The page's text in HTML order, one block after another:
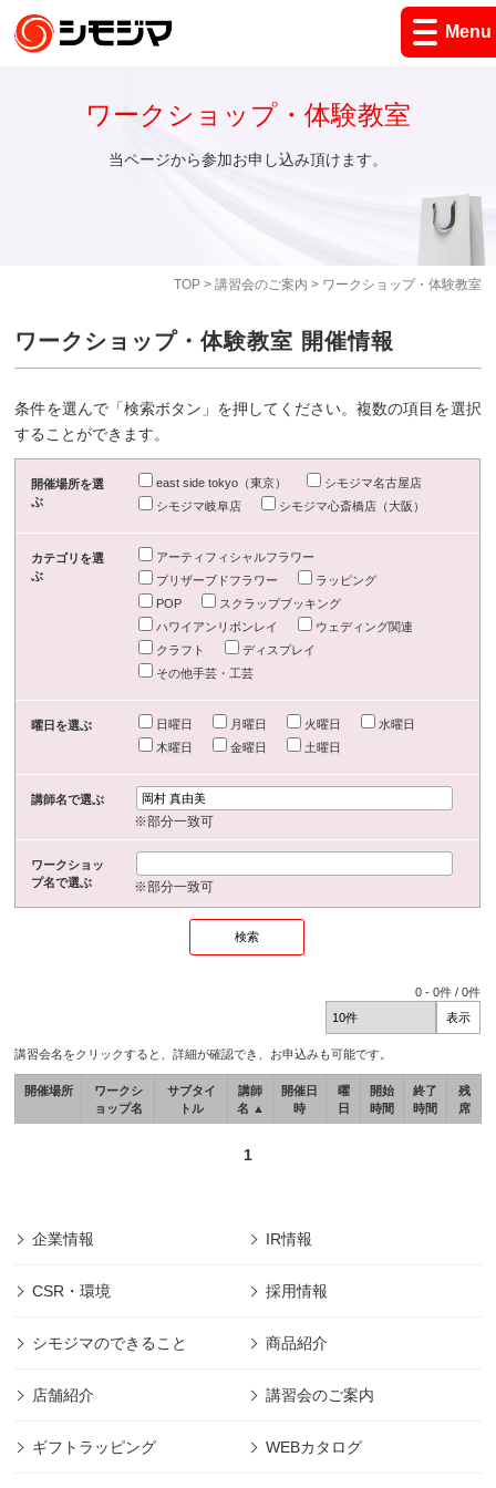
Menu
TOP> 講習会のご案内 > ワークショップ・体験教室
ワークショップ・体験教室
当ページから参加お申し込み頂けます。
ワークショップ・体験教室 開催情報
条件を選んで「検索ボタン」を押してください。複数の項目を選択
することができます。
開催場所を選
ぶ
east side tokyo（東京）
シモジマ名古屋店
シモジマ岐阜店
シモジマ心斎橋店（大阪）
カテゴリを選
ぶ
アーティフィシャルフラワー
プリザーブドフラワー
ラッピング
POP
スクラップブッキング
ハワイアンリボンレイ
ウェディング関連
クラフト
ディスプレイ
その他手芸・工芸
曜日を選ぶ 日曜日 月曜日 火曜日
水曜日
木曜日
金曜日 土曜日
講師名で選ぶ
※部分一致可
ワークショッ
プ名で選ぶ
※部分一致可
0 -0件 /0件
講習会名をクリックすると、詳細が確認でき、お申込みも可能です。
開催場所
ワークシ
ョップ名
サブタイ
トル
講師
名 ▲
開催日
時
曜
日
開始
時間
終了
時間
残
席
1
企業情報 IR情報
CSR・環境 採用情報
シモジマのできること 商品紹介
店舗紹介 講習会のご案内
ギフトラッピング WEBカタログ